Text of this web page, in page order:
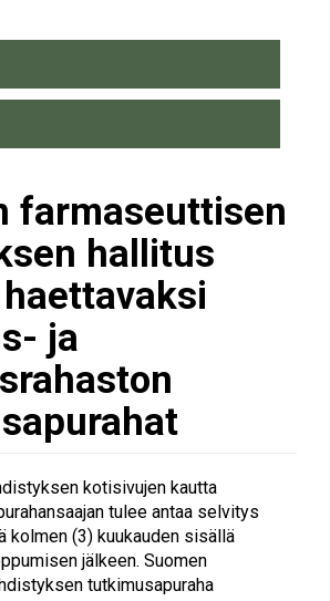
farmaseuttisen
hallitus
ja
kotisivujen kautta
tulee antaa selvitys
kolmen (3) kuukauden sisällä
jälkeen. Suomen
tutkimusapuraha